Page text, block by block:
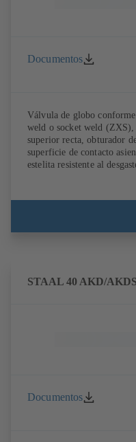
Documentos
Válvula de globo
weld o socket weld (ZXS),
superior recta, obturador
superficie de contacto
estelita resistente al
STAAL 40 AKD/AKDS
Documentos